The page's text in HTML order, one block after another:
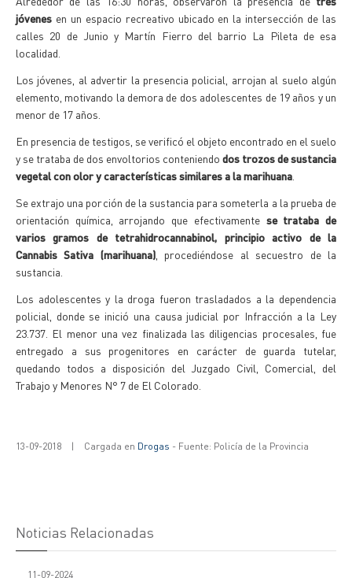
jóvenes en un espacio recreativo ubicado en la intersección de las
calles 20 de Junio y Martín Fierro del barrio La Pileta de esa
localidad.
Los jóvenes, al advertir la presencia policial, arrojan al suelo algún
elemento, motivando la demora de dos adolescentes de 19 años y un
menor de 17 años.
En presencia de testigos, se verificó el objeto encontrado en el suelo
y se trataba de dos envoltorios conteniendo dos trozos de sustancia
vegetal con olor y características similares a la marihuana
Se extrajo una porción de la sustancia para someterla a la prueba de
orientación química, arrojando que efectivamente se trataba de
varios gramos de tetrahidrocannabinol, principio activo de la
Cannabis Sativa (marihuana), procediéndose al secuestro de la
sustancia.
Los adolescentes y la droga fueron trasladados a la dependencia
policial, donde se inició una causa judicial por Infracción a la Ley
23.737. El menor una vez finalizada las diligencias procesales, fue
entregado a sus progenitores en carácter de guarda tutelar,
quedando todos a disposición del Juzgado Civil, Comercial, del
Trabajo y Menores N° 7 de El Colorado.
13-09-2018 | Cargada en Drogas - Fuente: Policía de la Provincia
Noticias Relacionadas
11-09-2024